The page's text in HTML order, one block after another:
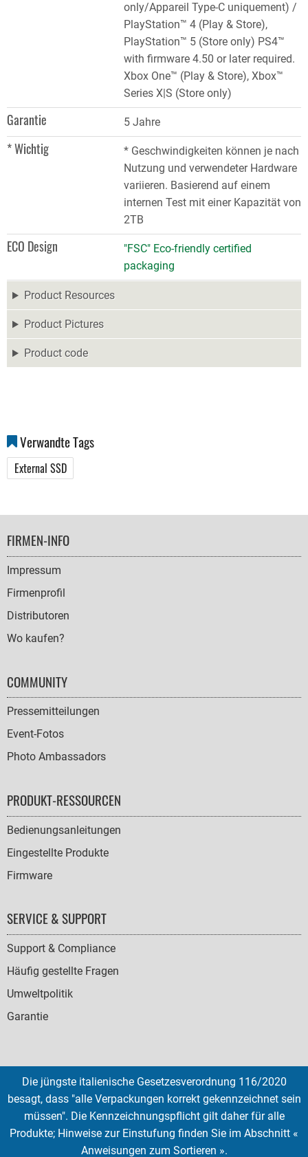
only/Appareil Type-C uniquement) /
PlayStation™ 4 (Play & Store),
PlayStation™ 5 (Store only) PS4™
with firmware 4.50 or later required.
Xbox One™ (Play & Store), Xbox™
Series X|S (Store only)
Garantie 5 Jahre
* Wichtig
* Geschwindigkeiten können je nach
Nutzung und verwendeter Hardware
variieren. Basierend auf einem
internen Test mit einer Kapazität von
2TB
ECO Design
"FSC" Eco-friendly certified
packaging
Product Resources
Product Pictures
Product code
Verwandte Tags
External SSD
FOOTER
NAVIGATION
FIRMEN-INFO
Impressum
Firmenprofil
Distributoren
Wo kaufen?
COMMUNITY
Pressemitteilungen
Event-Fotos
Photo Ambassadors
PRODUKT-RESSOURCEN
Bedienungsanleitungen
Eingestellte Produkte
Firmware
SERVICE & SUPPORT
Support & Compliance
Häufig gestellte Fragen
Umweltpolitik
Garantie
SOCIAL
ICONS
English French Deutsch Italian Español
Die jüngste italienische Gesetzesverordnung 116/2020
besagt, dass "alle Verpackungen korrekt gekennzeichnet sein
müssen". Die Kennzeichnungspflicht gilt daher für alle
Produkte; Hinweise zur Einstufung finden Sie im Abschnitt «
Anweisungen zum Sortieren ».